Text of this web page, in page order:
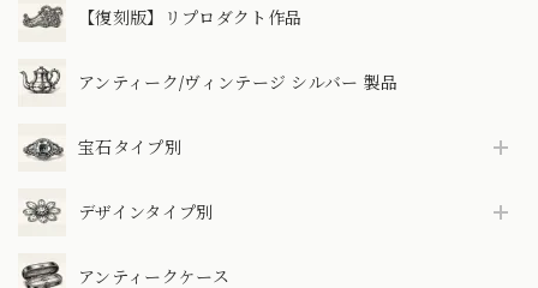
【復刻版】リプロダクト作品
アンティーク/ヴィンテージ シルバー 製品
宝石タイプ別
デザインタイプ別
アンティークケース